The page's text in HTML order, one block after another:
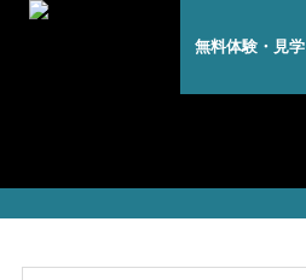
無料体験・見学